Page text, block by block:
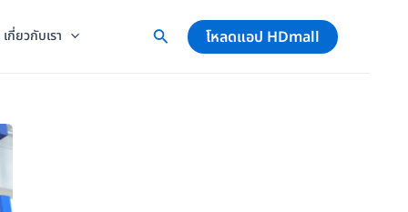
เกี่ยวกับเรา โหลดแอป HDmall